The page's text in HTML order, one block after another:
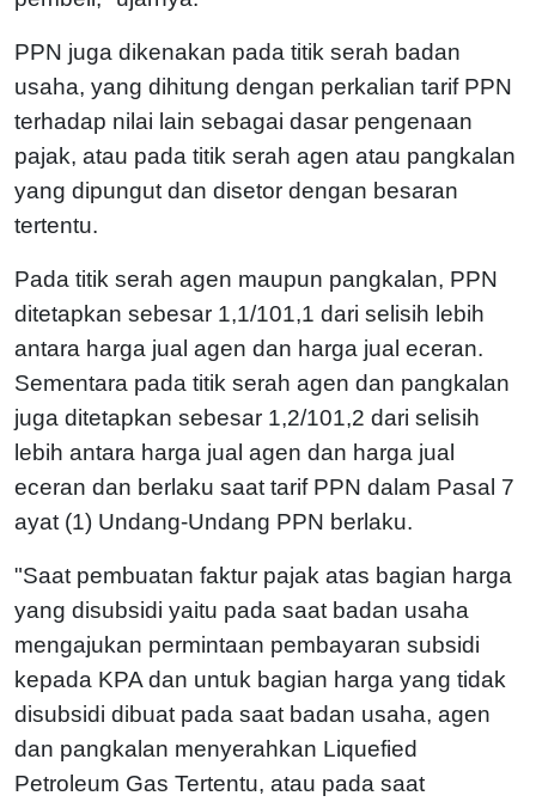
PPN juga dikenakan pada titik serah badan
usaha, yang dihitung dengan perkalian tarif PPN
terhadap nilai lain sebagai dasar pengenaan
pajak, atau pada titik serah agen atau pangkalan
yang dipungut dan disetor dengan besaran
tertentu.
Pada titik serah agen maupun pangkalan, PPN
ditetapkan sebesar 1,1/101,1 dari selisih lebih
antara harga jual agen dan harga jual eceran.
Sementara pada titik serah agen dan pangkalan
juga ditetapkan sebesar 1,2/101,2 dari selisih
lebih antara harga jual agen dan harga jual
eceran dan berlaku saat tarif PPN dalam Pasal 7
ayat (1) Undang-Undang PPN berlaku.
"Saat pembuatan faktur pajak atas bagian harga
yang disubsidi yaitu pada saat badan usaha
mengajukan permintaan pembayaran subsidi
kepada KPA dan untuk bagian harga yang tidak
disubsidi dibuat pada saat badan usaha, agen
dan pangkalan menyerahkan Liquefied
Petroleum Gas Tertentu, atau pada saat